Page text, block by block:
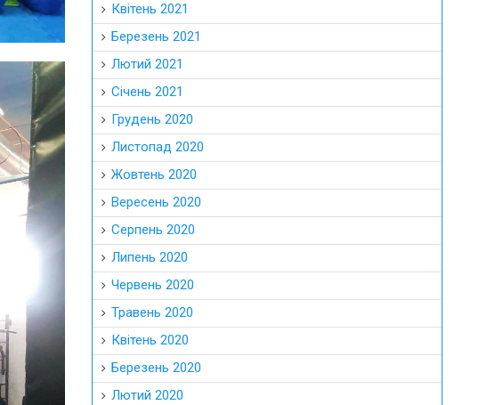
Квітень 2021
Березень 2021
Лютий 2021
Січень 2021
Грудень 2020
Листопад 2020
Жовтень 2020
Вересень 2020
Серпень 2020
Липень 2020
Червень 2020
Травень 2020
Квітень 2020
Березень 2020
Лютий 2020